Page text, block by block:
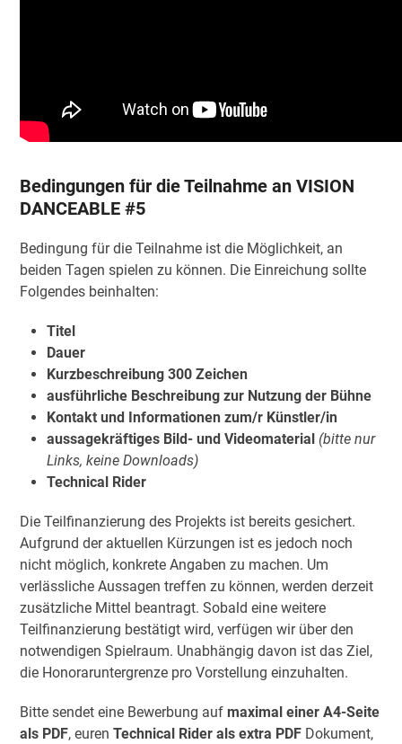
Bedingungen für die Teilnahme an VISION
DANCEABLE #5
Bedingung für die Teilnahme ist die Möglichkeit, an
beiden Tagen spielen zu können. Die Einreichung sollte
Folgendes beinhalten:
Titel
Dauer
Kurzbeschreibung 300 Zeichen
ausführliche Beschreibung zur Nutzung der Bühne
Kontakt und Informationen zum/r Künstler/in
aussagekräftiges Bild- und Videomaterial (bitte nur
Links, keine Downloads)
Technical Rider
Die Teilfinanzierung des Projekts ist bereits gesichert.
Aufgrund der aktuellen Kürzungen ist es jedoch noch
nicht möglich, konkrete Angaben zu machen. Um
verlässliche Aussagen treffen zu können, werden derzeit
zusätzliche Mittel beantragt. Sobald eine weitere
Teilfinanzierung bestätigt wird, verfügen wir über den
notwendigen Spielraum. Unabhängig davon ist das Ziel,
die Honoraruntergrenze pro Vorstellung einzuhalten.
Bitte sendet eine Bewerbung aufmaximal einer A4-Seite
als PDF, eurenTechnical Rider als extra PDF Dokument,